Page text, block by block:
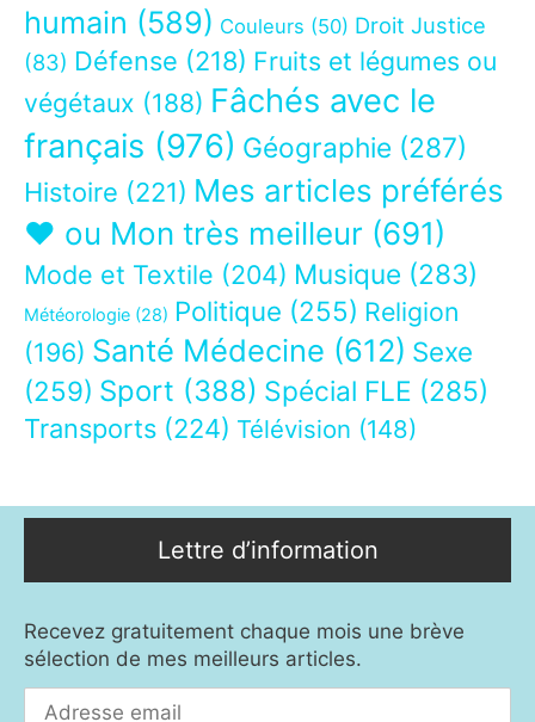
humain (589) Couleurs (50) Droit Justice
(83) Défense (218) Fruits et légumes ou
végétaux (188) Fâchés avec le
français (976) Géographie (287)
Histoire (221) Mes articles préférés
❤ ou Mon très meilleur (691)
Mode et Textile (204) Musique (283)
Météorologie (28) Politique (255) Religion
(196) Santé Médecine (612) Sexe
(259) Sport (388) Spécial FLE (285)
Transports (224) Télévision (148)
Lettre d’information
Recevez gratuitement chaque mois une brève
sélection de mes meilleurs articles.